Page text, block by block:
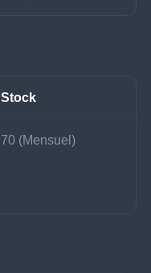
Stock
70 (Mensuel)